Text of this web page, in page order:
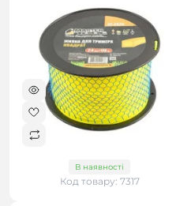
В наявності
Код товару: 7317